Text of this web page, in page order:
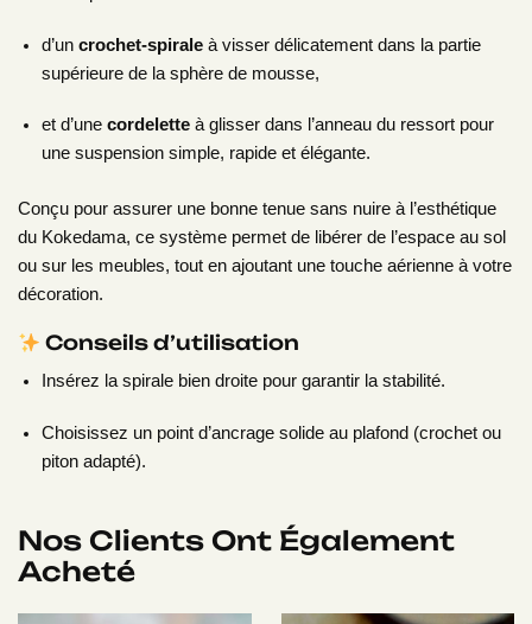
d’un crochet-spirale à visser délicatement dans la partie
supérieure de la sphère de mousse,
et d’une cordelette à glisser dans l’anneau du ressort pour
une suspension simple, rapide et élégante.
Conçu pour assurer une bonne tenue sans nuire à l’esthétique
du Kokedama, ce système permet de libérer de l’espace au sol
ou sur les meubles, tout en ajoutant une touche aérienne à votre
décoration.
Conseils d’utilisation
Insérez la spirale bien droite pour garantir la stabilité.
Choisissez un point d’ancrage solide au plafond (crochet ou
piton adapté).
Nos Clients Ont Également
Acheté